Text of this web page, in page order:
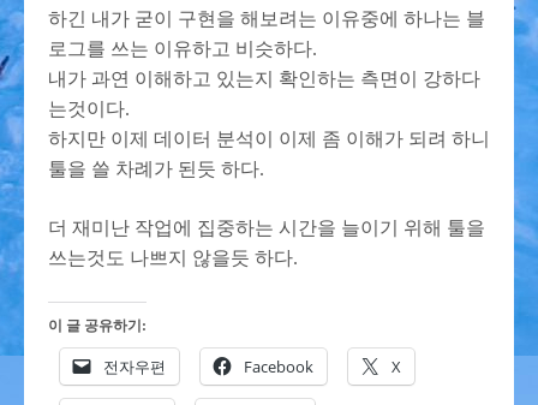
하긴 내가 굳이 구현을 해보려는 이유중에 하나는 블
로그를 쓰는 이유하고 비슷하다.
내가 과연 이해하고 있는지 확인하는 측면이 강하다
는것이다.
하지만 이제 데이터 분석이 이제 좀 이해가 되려 하니
툴을 쓸 차례가 된듯 하다.
더 재미난 작업에 집중하는 시간을 늘이기 위해 툴을
쓰는것도 나쁘지 않을듯 하다.
이 글 공유하기:
전자우편 Facebook X